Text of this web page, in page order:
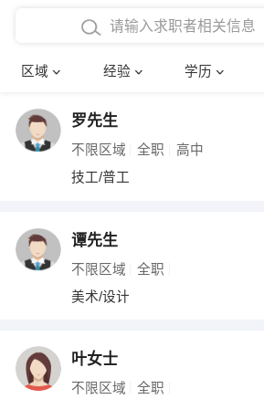
区域 经验 学历
在校学生工作经验
四年以上工作经验
五年以上工作经验
博士
文员
财务会计
网络IT
收银员
水电/机修
确定
罗先生
不限区域 全职 高中
技工/普工
谭先生
不限区域 全职
美术/设计
叶女士
不限区域 全职